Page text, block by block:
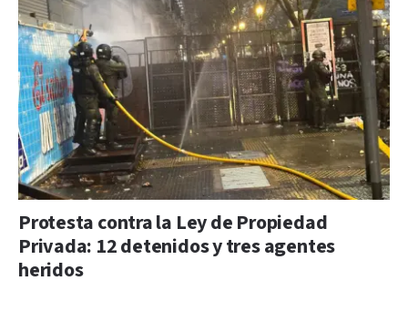
Protesta contra la Ley de Propiedad
Privada: 12 detenidos y tres agentes
heridos